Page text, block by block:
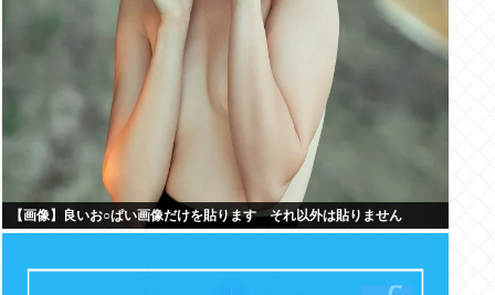
【画像】良いお○ぱい画像だけを貼ります それ以外は貼りません